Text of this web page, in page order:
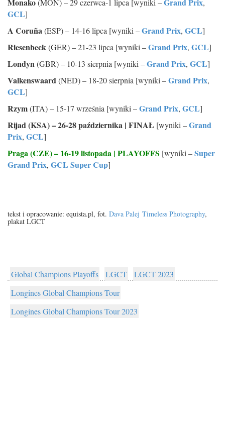
Monako(MON) – 29 czerwca-1 lipca [wyniki –Grand Prix,
GCL]
A Coruña(ESP) – 14-16 lipca [wyniki –Grand Prix, GCL]
Riesenbeck(GER) – 21-23 lipca [wyniki –Grand Prix, GCL]
Londyn(GBR) – 10-13 sierpnia [wyniki –Grand Prix, GCL]
Valkenswaard(NED) – 18-20 sierpnia [wyniki –Grand Prix,
GCL]
Rzym(ITA) – 15-17 września [wyniki –Grand Prix, GCL]
Rijad (KSA) – 26-28 października | FINAŁ [wyniki –Grand
Prix, GCL]
Praga (CZE) – 16-19 listopada | PLAYOFFS [wyniki –Super
Grand Prix, GCL Super Cup]
tekst i opracowanie: equista.pl, fot. Dava Palej Timeless Photography,
plakat LGCT
Global Champions Playoffs LGCT
LGCT 2023
Longines Global Champions Tour
Longines Global Champions Tour 2023